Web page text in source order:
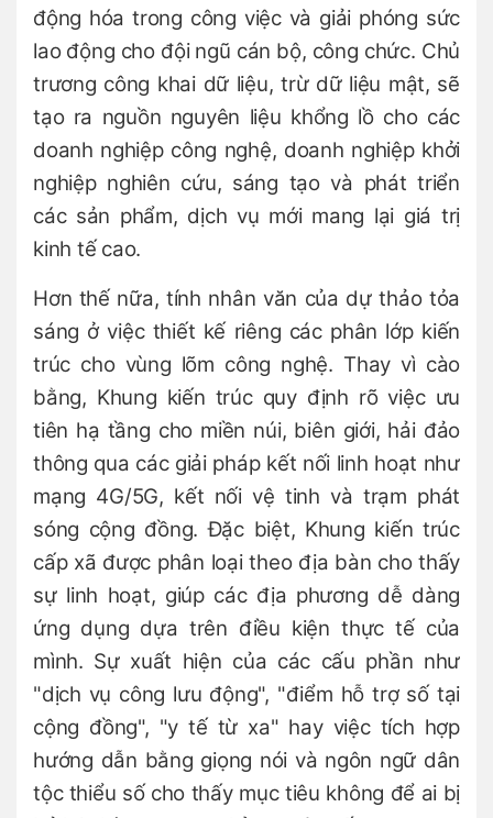
động hóa trong công việc và giải phóng sức
lao động cho đội ngũ cán bộ, công chức. Chủ
trương công khai dữ liệu, trừ dữ liệu mật, sẽ
tạo ra nguồn nguyên liệu khổng lồ cho các
doanh nghiệp công nghệ, doanh nghiệp khởi
nghiệp nghiên cứu, sáng tạo và phát triển
các sản phẩm, dịch vụ mới mang lại giá trị
kinh tế cao.
Hơn thế nữa, tính nhân văn của dự thảo tỏa
sáng ở việc thiết kế riêng các phân lớp kiến
trúc cho vùng lõm công nghệ. Thay vì cào
bằng, Khung kiến trúc quy định rõ việc ưu
tiên hạ tầng cho miền núi, biên giới, hải đảo
thông qua các giải pháp kết nối linh hoạt như
mạng 4G/5G, kết nối vệ tinh và trạm phát
sóng cộng đồng. Đặc biệt, Khung kiến trúc
cấp xã được phân loại theo địa bàn cho thấy
sự linh hoạt, giúp các địa phương dễ dàng
ứng dụng dựa trên điều kiện thực tế của
mình. Sự xuất hiện của các cấu phần như
"dịch vụ công lưu động", "điểm hỗ trợ số tại
cộng đồng", "y tế từ xa" hay việc tích hợp
hướng dẫn bằng giọng nói và ngôn ngữ dân
tộc thiểu số cho thấy mục tiêu không để ai bị